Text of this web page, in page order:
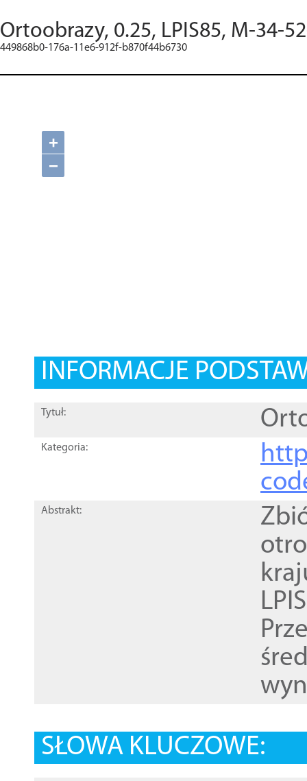
Ortoobrazy, 0.25, LPIS85, M-34-
449868b0-176a-11e6-912f-b870f44b6730
+
−
INFORMACJE
Tytuł:
Kategoria:
Abstrakt:
SŁOWA KLUCZOWE: